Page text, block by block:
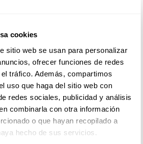
cookies
sitio web se usan para personalizar
ofrecer funciones de redes
tráfico. Además, compartimos
uso que haga del sitio web con
redes sociales, publicidad y análisis
combinarla con otra información
o que hayan recopilado a
hecho de sus servicios.